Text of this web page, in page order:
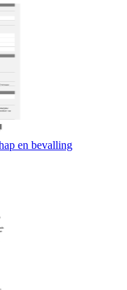
en bevalling